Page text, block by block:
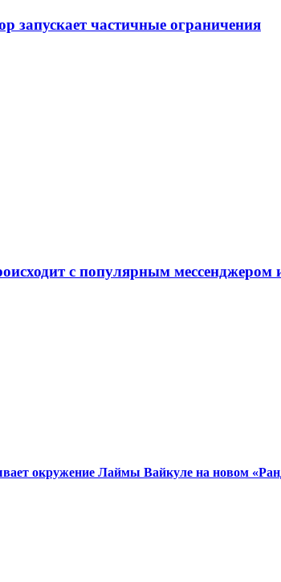
запускает частичные ограничения
с популярным мессенджером
окружение Лаймы Вайкуле на новом